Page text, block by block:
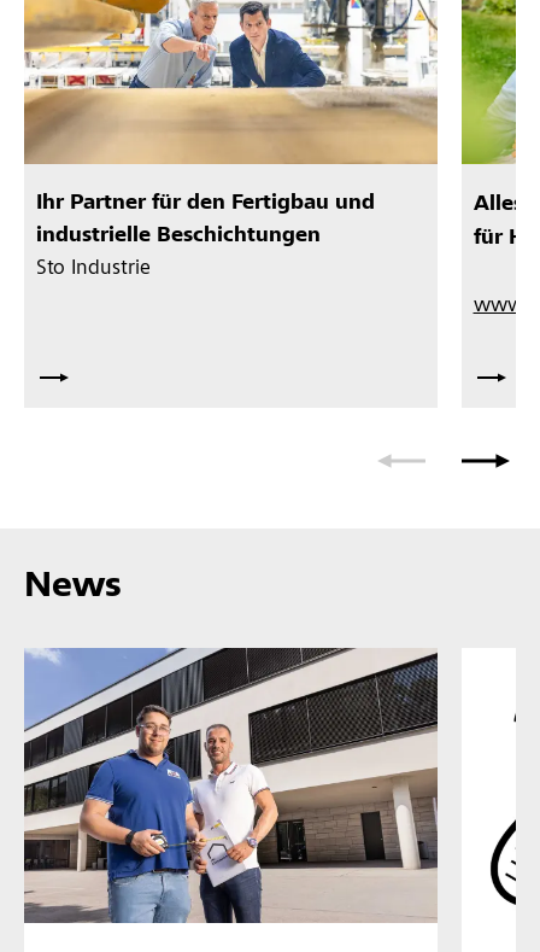
Ihr Partner für den Fertigbau und
industrielle Beschichtungen
Sto Industrie
Alles
für
News